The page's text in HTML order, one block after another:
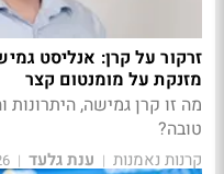
זרקור על קרן: אנליסט
מזנקת על מומנטום קצר
מה זו קרן גמישה,
טובה?
קרנות נאמנות | ענת גלעד |